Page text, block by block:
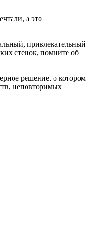
а это
привлекательный
стенок, помните об
решение, о котором
неповторимых